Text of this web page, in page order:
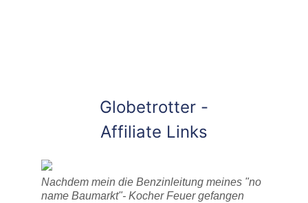
Globetrotter -
Affiliate Links
Nachdem mein die Benzinleitung meines "no
name Baumarkt"- Kocher Feuer gefangen